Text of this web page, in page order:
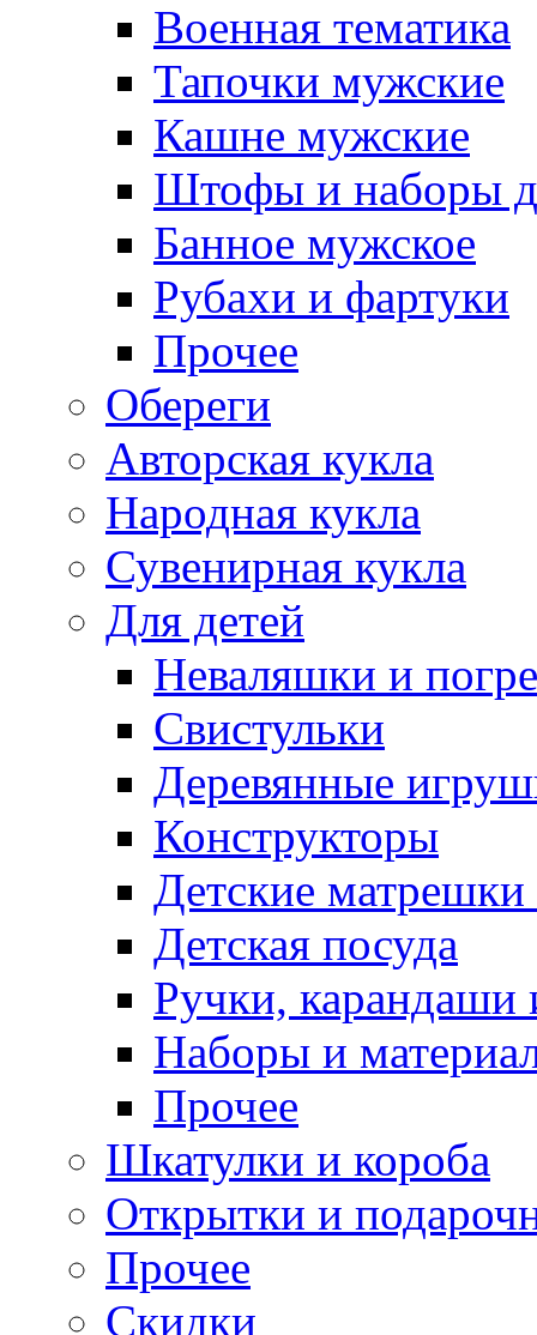
Военная тематика
Тапочки мужские
Кашне мужские
Штофы и наборы
Банное мужское
Рубахи и фартуки
Прочее
Обереги
Авторская кукла
Народная кукла
Сувенирная кукла
Для детей
Неваляшки и
Свистульки
Деревянные
Конструкторы
Детские
Детская посуда
Ручки,
Наборы и
Прочее
Шкатулки и короба
Открытки и
Прочее
Скидки